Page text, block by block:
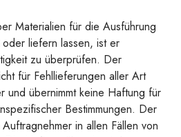
Materialien für die Ausführung
liefern lassen, ist er
zu überprüfen. Der
für Fehllieferungen aller Art
und übernimmt keine Haftung für
Bestimmungen. Der
in allen Fällen von